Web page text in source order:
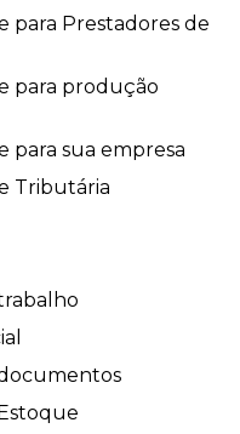
para Prestadores de
para produção
para sua empresa
Tributária